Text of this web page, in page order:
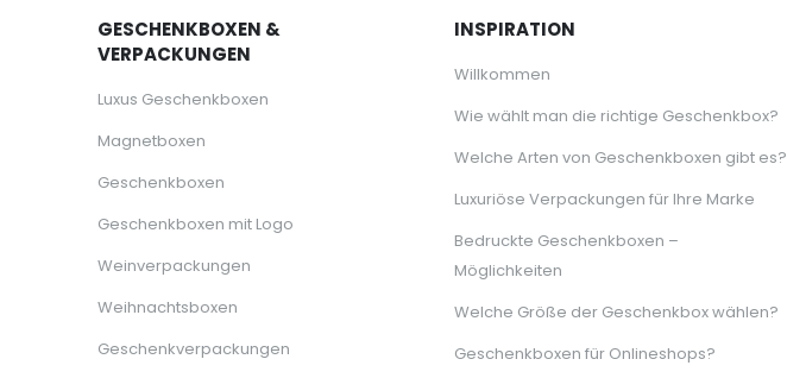
GESCHENKBOXEN &
VERPACKUNGEN
Luxus Geschenkboxen
Magnetboxen
Geschenkboxen
Geschenkboxen mit Logo
Weinverpackungen
Weihnachtsboxen
Geschenkverpackungen
INSPIRATION
Willkommen
Wie wählt man die richtige Geschenkbox?
Welche Arten von Geschenkboxen gibt es?
Luxuriöse Verpackungen für Ihre Marke
Bedruckte Geschenkboxen –
Möglichkeiten
Welche Größe der Geschenkbox wählen?
Geschenkboxen für Onlineshops?